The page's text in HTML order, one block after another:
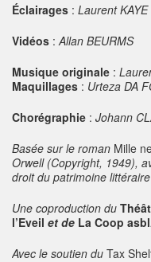
Éclairages : Laurent KAYE
Vidéos : Allan BEURMS
Musique originale :
Maquillages : Urteza DA
Chorégraphie : Johann
Basée sur le roman Mille
Orwell (Copyright, 1949),
droit du patrimoine
Une coproduction du
l’Eveil et de La Coop asbl
Avec le soutien du Tax